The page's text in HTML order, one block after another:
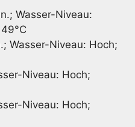
Wasser-Niveau:
Wasser-Niveau: Hoch;
Niveau: Hoch;
Niveau: Hoch;